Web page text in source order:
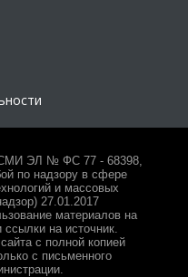
СМИ ЭЛ № ФС 77 - 68398,
по надзору в сфере
и массовых
27.01.2017
материалов на
ссылки на источник.
с полной копией
с письменного